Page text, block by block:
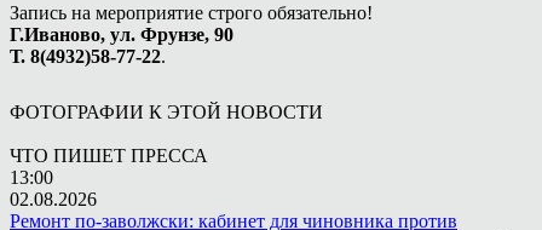
Запись на мероприятие строго обязательно!
Г.Иваново, ул. Фрунзе, 90
Т. 8(4932)58-77-22.
ФОТОГРАФИИ К ЭТОЙ НОВОСТИ
ЧТО ПИШЕТ ПРЕССА
13:00
02.08.2026
Ремонт по-заволжски: кабинет для чиновника против